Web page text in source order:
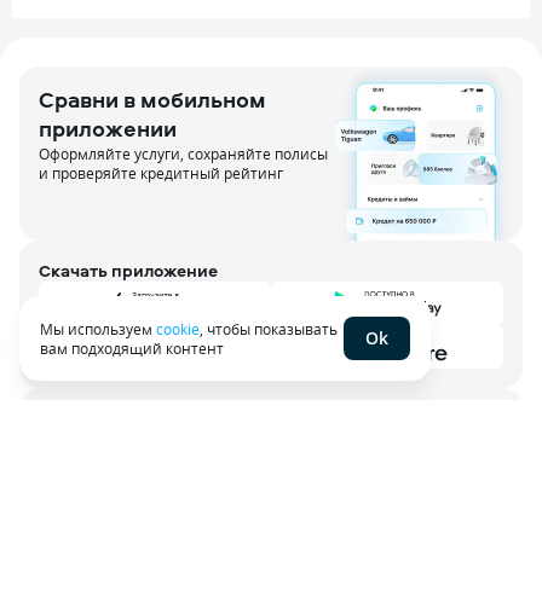
Сравни в мобильном
приложении
Оформляйте услуги, сохраняйте полисы
и проверяйте кредитный рейтинг
Скачать приложение
Мы используем cookie , чтобы показывать
вам подходящий контент
Ok